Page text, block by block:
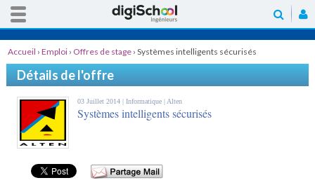
Accueil › Emploi › Offres de stage › Systèmes intelligents sécurisés
Détails de l'offre
03 Juillet 2014 | Informatique | Alten
Systèmes intelligents sécurisés